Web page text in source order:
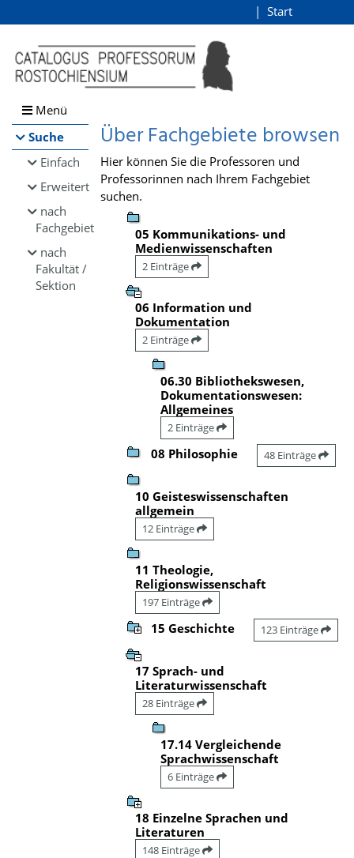
Browsen
direkt zum Inhalt
Start
Menü
Suche
Einfach
Erweitert
nach
Fachgebiet
nach
Fakultät /
Sektion
Über Fachgebiete browsen
Hier können Sie die Professoren und
Professorinnen nach Ihrem Fachgebiet
suchen.
05 Kommunikations- und
Medienwissenschaften
2 Einträge
06 Information und
Dokumentation
2 Einträge
06.30 Bibliothekswesen,
Dokumentationswesen:
Allgemeines
2 Einträge
08 Philosophie 48 Einträge
10 Geisteswissenschaften
allgemein
12 Einträge
11 Theologie,
Religionswissenschaft
197 Einträge
15 Geschichte 123 Einträge
17 Sprach- und
Literaturwissenschaft
28 Einträge
17.14 Vergleichende
Sprachwissenschaft
6 Einträge
18 Einzelne Sprachen und
Literaturen
148 Einträge